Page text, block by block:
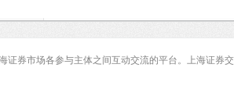
证券市场各参与主体之间互动交流的平台。上海证券